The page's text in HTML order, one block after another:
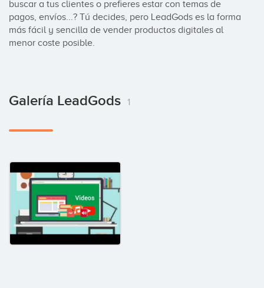
buscar a tus clientes o prefieres estar con temas de
pagos, envíos...? Tú decides, pero LeadGods es la forma
más fácil y sencilla de vender productos digitales al
menor coste posible.
Galería LeadGods 1